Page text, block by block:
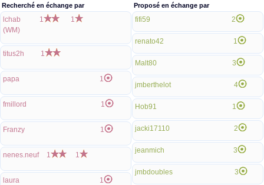
Recherché en échange par
lchab
(WM)
1 1
titus2h 1
papa 1
fmillord 1
Franzy 1
nenes.neuf 1 1
laura 1
Proposé en échange par
fifi59 2
renato42 1
Malt80 3
jmberthelot 4
Hob91 1
jacki17110 2
jeanmich 3
jmbdoubles 3